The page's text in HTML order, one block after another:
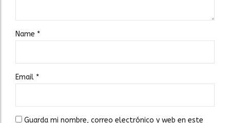
Name *
Email *
Guarda mi nombre, correo electrónico y web en este